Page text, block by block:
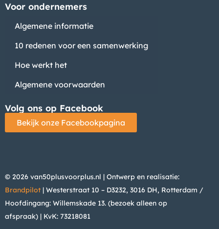
Voor ondernemers
Algemene informatie
10 redenen voor een samenwerking
Hoe werkt het
Algemene voorwaarden
Volg ons op Facebook
Bekijk onze Facebookpagina
© 2026 van50plusvoorplus.nl | Ontwerp en realisatie:
Brandpilot | Westerstraat 10 – D3232, 3016 DH, Rotterdam /
Hoofdingang: Willemskade 13. (bezoek alleen op
afspraak) | KvK: 73218081